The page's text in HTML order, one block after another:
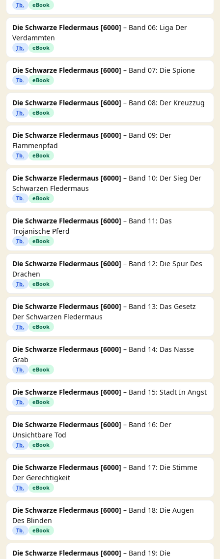
Tb. eBook
Die Schwarze Fledermaus [6000] – Band 06: Liga Der
Verdammten
Tb. eBook
Die Schwarze Fledermaus [6000] – Band 07: Die Spione
Tb. eBook
Die Schwarze Fledermaus [6000] – Band 08: Der Kreuzzug
Tb. eBook
Die Schwarze Fledermaus [6000] – Band 09: Der
Flammenpfad
Tb. eBook
Die Schwarze Fledermaus [6000] – Band 10: Der Sieg Der
Schwarzen Fledermaus
Tb. eBook
Die Schwarze Fledermaus [6000] – Band 11: Das
Trojanische Pferd
Tb. eBook
Die Schwarze Fledermaus [6000] – Band 12: Die Spur Des
Drachen
Tb. eBook
Die Schwarze Fledermaus [6000] – Band 13: Das Gesetz
Der Schwarzen Fledermaus
Tb. eBook
Die Schwarze Fledermaus [6000] – Band 14: Das Nasse
Grab
Tb. eBook
Die Schwarze Fledermaus [6000] – Band 15: Stadt In Angst
Tb. eBook
Die Schwarze Fledermaus [6000] – Band 16: Der
Unsichtbare Tod
Tb. eBook
Die Schwarze Fledermaus [6000] – Band 17: Die Stimme
Der Gerechtigkeit
Tb. eBook
Die Schwarze Fledermaus [6000] – Band 18: Die Augen
Des Blinden
Tb. eBook
Die Schwarze Fledermaus [6000] – Band 19: Die